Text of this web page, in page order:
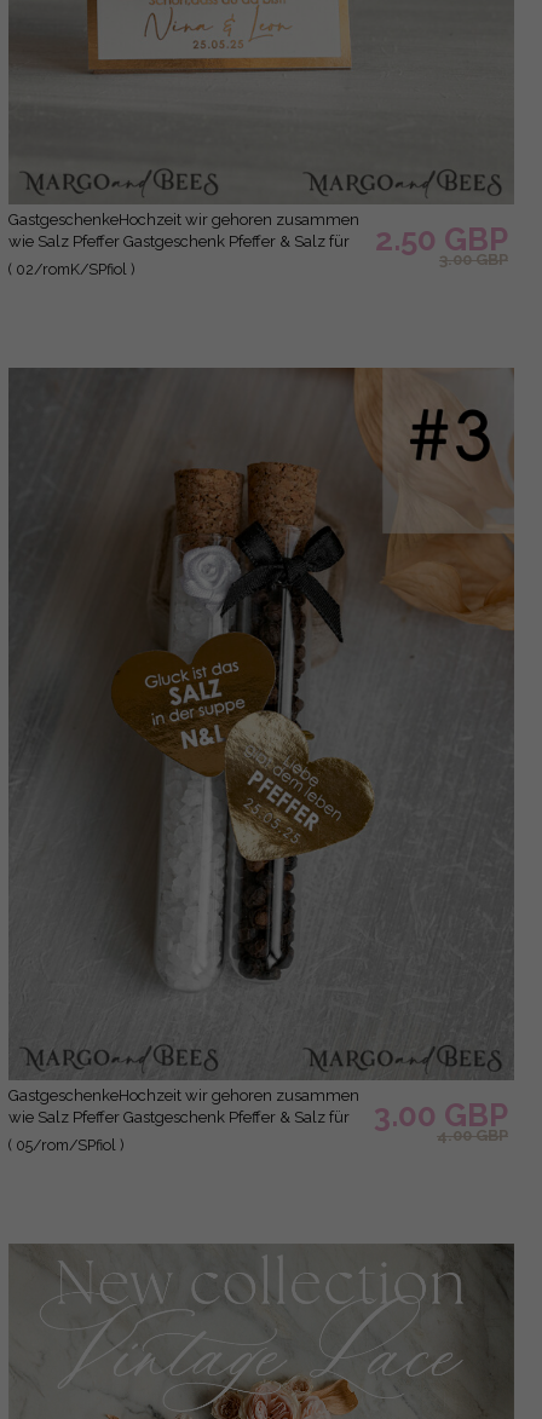
GastgeschenkeHochzeit wir gehoren zusammen
wie Salz Pfeffer Gastgeschenk Pfeffer & Salz für
Eure Hochzeitsgäste , Gastgeschenk Hochzeit
( 02/romK/SPfiol )
2.50 GBP
3.00 GBP
GastgeschenkeHochzeit wir gehoren zusammen
wie Salz Pfeffer Gastgeschenk Pfeffer & Salz für
Eure Hochzeitsgäste , Gastgeschenk Hochzeit
( 05/rom/SPfiol )
3.00 GBP
4.00 GBP